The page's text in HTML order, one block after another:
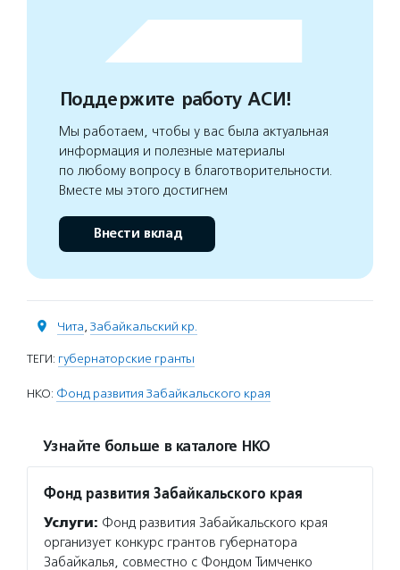
Поддержите работу АСИ!
Мы работаем, чтобы у вас была актуальная
информация и полезные материалы
по любому вопросу в благотворительности.
Вместе мы этого достигнем
Внести вклад
Чита, Забайкальский кр.
ТЕГИ: губернаторские гранты
НКО: Фонд развития Забайкальского края
Узнайте больше в каталоге НКО
Фонд развития Забайкальского края
Услуги: Фонд развития Забайкальского края
организует конкурс грантов губернатора
Забайкалья, совместно с Фондом Тимченко